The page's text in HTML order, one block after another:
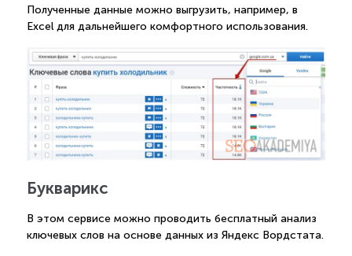
Полученные данные можно выгрузить, например, в
Excel для дальнейшего комфортного использования.
Букварикс
В этом сервисе можно проводить бесплатный анализ
ключевых слов на основе данных из Яндекс Вордстата.